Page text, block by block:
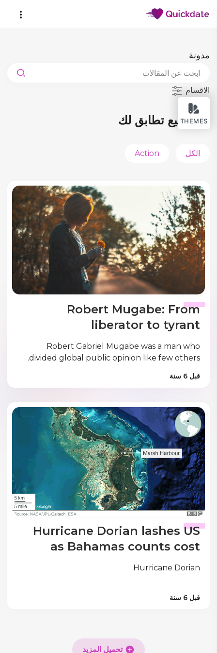
THEMES
مدونة
الاقسام
المواضيع تطابق لك
الكل Action
Robert Mugabe: From
liberator to tyrant
Robert Gabriel Mugabe was a man who
divided global public opinion like few others.
قبل 6 سنة
Hurricane Dorian lashes US
as Bahamas counts cost
Hurricane Dorian
قبل 6 سنة
تحميل المزيد